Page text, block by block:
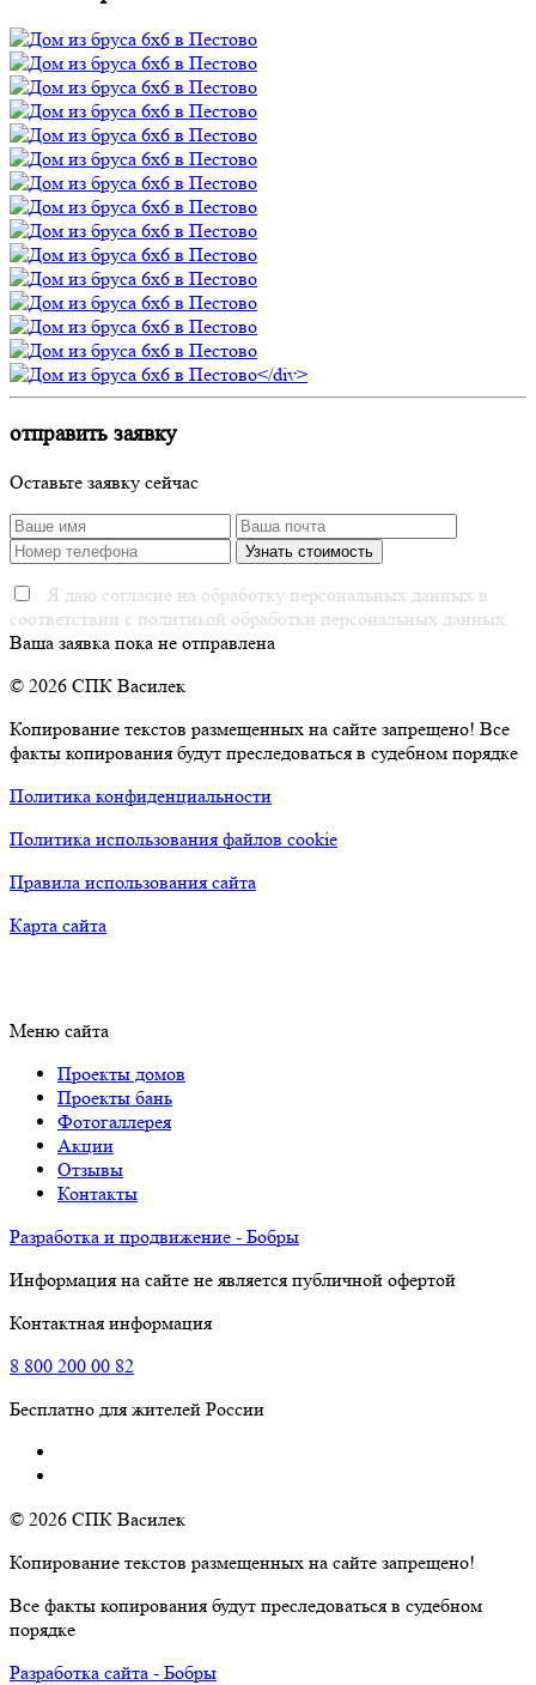
отправить заявку
Оставьте заявку сейчас
Я даю согласие на обработку персональных данных в
соответствии с политикой обработки персональных данных.
Ваша заявка пока не отправлена
© 2026 СПК Василек
Копирование текстов размещенных на сайте запрещено! Все
факты копирования будут преследоваться в судебном порядке
Политика конфиденциальности
Политика использования файлов cookie
Правила использования сайта
Карта сайта
Меню сайта
Проекты домов
Проекты бань
Фотогаллерея
Акции
Отзывы
Контакты
Разработка и продвижение - Бобры
Информация на сайте не является публичной офертой
Контактная информация
8 800 200 00 82
Бесплатно для жителей России
© 2026 СПК Василек
Копирование текстов размещенных на сайте запрещено!
Все факты копирования будут преследоваться в судебном
порядке
Разработка сайта - Бобры